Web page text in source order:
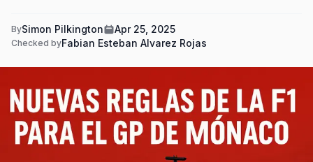
BySimon Pilkington Apr 25, 2025
Checked byFabian Esteban Alvarez Rojas